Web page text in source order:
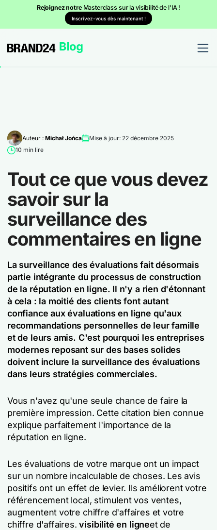
Rejoignez notre Masterclass sur la visibilité de l'IA !
Inscrivez-vous dès maintenant !
Auteur : Michał Jońca
Mise à jour: 22 décembre 2025
10 min lire
Tout ce que vous devez
savoir sur la
surveillance des
commentaires en ligne
La surveillance des évaluations fait désormais
partie intégrante du processus de construction
de la réputation en ligne. Il n'y a rien d'étonnant
à cela : la moitié des clients font autant
confiance aux évaluations en ligne qu'aux
recommandations personnelles de leur famille
et de leurs amis. C'est pourquoi les entreprises
modernes reposant sur des bases solides
doivent inclure la surveillance des évaluations
dans leurs stratégies commerciales.
Vous n'avez qu'une seule chance de faire la
première impression. Cette citation bien connue
explique parfaitement l'importance de la
réputation en ligne.
Les évaluations de votre marque ont un impact
sur un nombre incalculable de choses. Les avis
positifs ont un effet de levier. Ils améliorent votre
référencement local, stimulent vos ventes,
augmentent votre chiffre d'affaires et votre
chiffre d'affaires.visibilité en ligneet de